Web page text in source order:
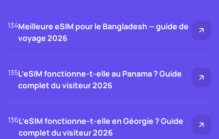
134Meilleure eSIM pour le Bangladesh — guide de
voyage 2026
135L’eSIM fonctionne-t-elle au Panama ? Guide
complet du visiteur 2026
136L’eSIM fonctionne-t-elle en Géorgie ? Guide
complet du visiteur 2026